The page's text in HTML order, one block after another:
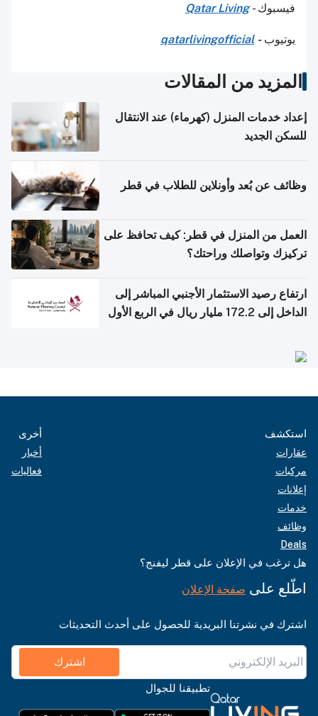
فيسبوك -Qatar Living
يوتيوب-
qatarlivingofficial
المزيد من المقالات
إعداد خدمات المنزل (كهرماء) عند الانتقال
للسكن الجديد
وظائف عن بُعد وأونلاين للطلاب في قطر
العمل من المنزل في قطر: كيف تحافظ على
تركيزك وتواصلك وراحتك؟
ارتفاع رصيد الاستثمار الأجنبي المباشر إلى
الداخل إلى 172.2 مليار ريال في الربع الأول
استكشف
عقارات
مركبات
إعلانات
خدمات
وظائف
Deals
أخرى
أخبار
فعاليات
هل ترغب في الإعلان على قطر ليفنج؟
اطّلع على صفحة الإعلان
اشترك في نشرتنا البريدية للحصول على أحدث التحديثات
اشترك
تطبيقنا للجوال